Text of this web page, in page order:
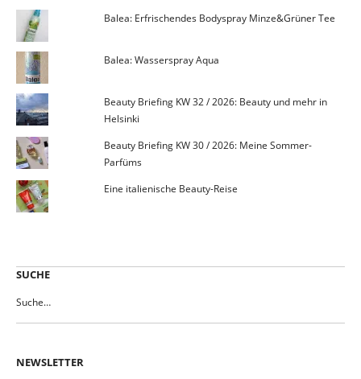
Balea: Erfrischendes Bodyspray Minze&Grüner Tee
Balea: Wasserspray Aqua
Beauty Briefing KW 32 / 2026: Beauty und mehr in
Helsinki
Beauty Briefing KW 30 / 2026: Meine Sommer-
Parfüms
Eine italienische Beauty-Reise
SUCHE
NEWSLETTER